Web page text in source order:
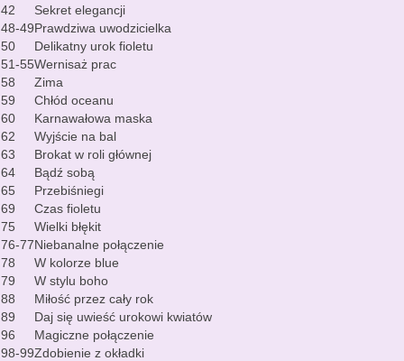
42
Sekret elegancji
48-49Prawdziwa uwodzicielka
50
Delikatny urok fioletu
51-55Wernisaż prac
58
Zima
59
Chłód oceanu
60
Karnawałowa maska
62
Wyjście na bal
63
Brokat w roli głównej
64
Bądź sobą
65
Przebiśniegi
69
Czas fioletu
75
Wielki błękit
76-77Niebanalne połączenie
78
W kolorze blue
79
W stylu boho
88
Miłość przez cały rok
89
Daj się uwieść urokowi kwiatów
96
Magiczne połączenie
98-99Zdobienie z okładki